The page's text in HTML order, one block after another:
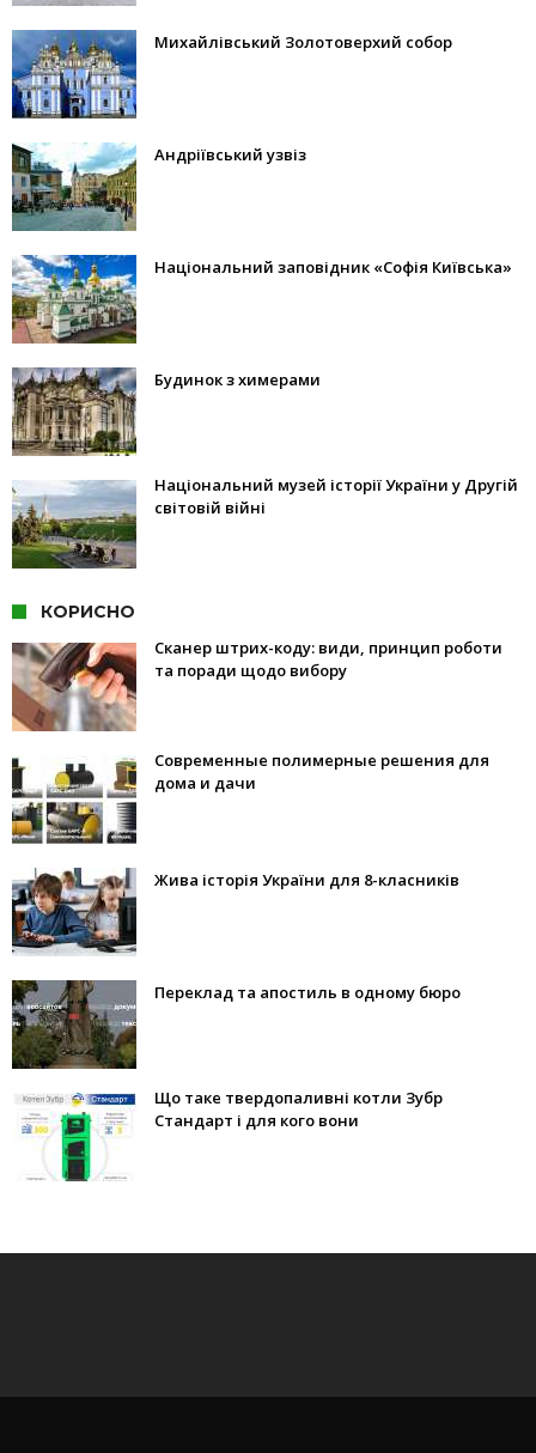
Михайлівський Золотоверхий собор
Андріївський узвіз
Національний заповідник «Софія Київська»
Будинок з химерами
Національний музей історії України у Другій
світовій війні
КОРИСНО
Сканер штрих-коду: види, принцип роботи
та поради щодо вибору
Современные полимерные решения для
дома и дачи
Жива історія України для 8-класників
Переклад та апостиль в одному бюро
Що таке твердопаливні котли Зубр
Стандарт і для кого вони